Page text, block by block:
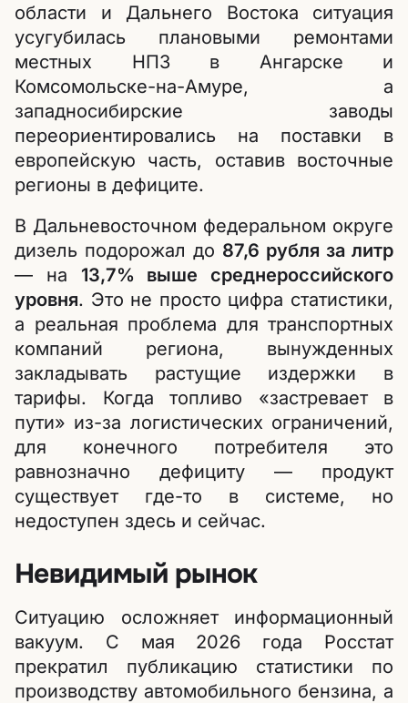
области и Дальнего Востока ситуация
усугубилась плановыми ремонтами
местных НПЗ в Ангарске и
Комсомольске-на-Амуре, а
западносибирские заводы
переориентировались на поставки в
европейскую часть, оставив восточные
регионы в дефиците.
В Дальневосточном федеральном округе
дизель подорожал до 87,6 рубля за литр
— на 13,7% выше среднероссийского
уровня. Это не просто цифра статистики,
а реальная проблема для транспортных
компаний региона, вынужденных
закладывать растущие издержки в
тарифы. Когда топливо «застревает в
пути» из-за логистических ограничений,
для конечного потребителя это
равнозначно дефициту — продукт
существует где-то в системе, но
недоступен здесь и сейчас.
Невидимый рынок
Ситуацию осложняет информационный
вакуум. С мая 2026 года Росстат
прекратил публикацию статистики по
производству автомобильного бензина, а